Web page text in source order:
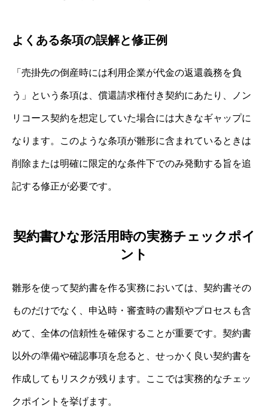
よくある条項の誤解と修正例
「売掛先の倒産時には利用企業が代金の返還義務を負
う」という条項は、償還請求権付き契約にあたり、ノン
リコース契約を想定していた場合には大きなギャップに
なります。このような条項が雛形に含まれているときは
削除または明確に限定的な条件下でのみ発動する旨を追
記する修正が必要です。
契約書ひな形活用時の実務チェックポイ
ント
雛形を使って契約書を作る実務においては、契約書その
ものだけでなく、申込時・審査時の書類やプロセスも含
めて、全体の信頼性を確保することが重要です。契約書
以外の準備や確認事項を怠ると、せっかく良い契約書を
作成してもリスクが残ります。ここでは実務的なチェッ
クポイントを挙げます。